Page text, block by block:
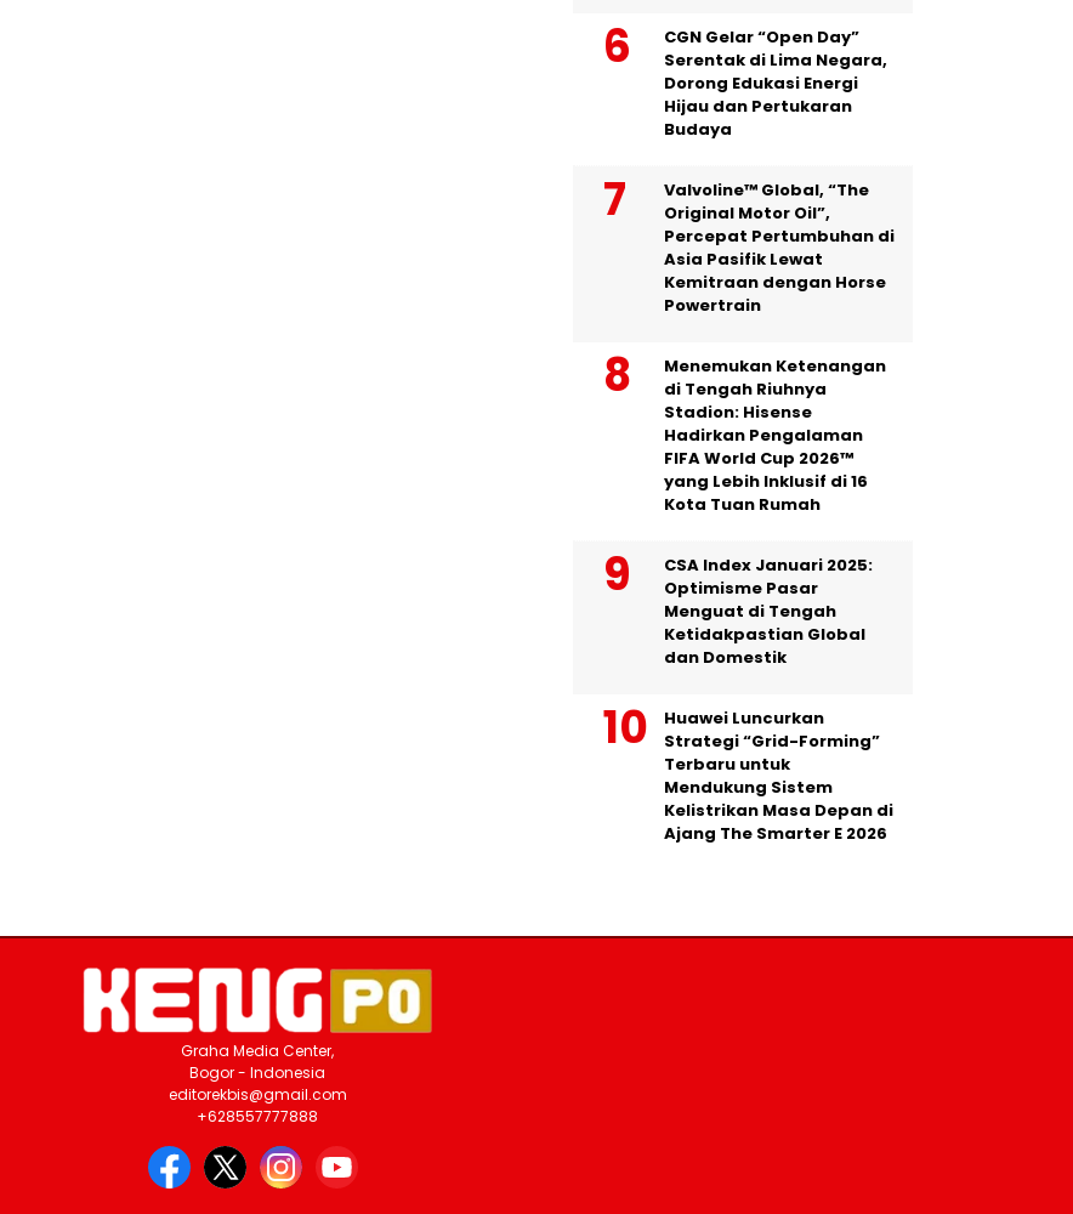
CGN Gelar “Open Day”
Serentak di Lima Negara,
Dorong Edukasi Energi
Hijau dan Pertukaran
Budaya
Valvoline™ Global, “The
Original Motor Oil”,
Percepat Pertumbuhan di
Asia Pasifik Lewat
Kemitraan dengan Horse
Powertrain
Menemukan Ketenangan
di Tengah Riuhnya
Stadion: Hisense
Hadirkan Pengalaman
FIFA World Cup 2026™
yang Lebih Inklusif di 16
Kota Tuan Rumah
CSA Index Januari 2025:
Optimisme Pasar
Menguat di Tengah
Ketidakpastian Global
dan Domestik
Huawei Luncurkan
Strategi “Grid-Forming”
Terbaru untuk
Mendukung Sistem
Kelistrikan Masa Depan di
Ajang The Smarter E 2026
Graha Media Center,
Bogor - Indonesia
editorekbis@gmail.com
+628557777888